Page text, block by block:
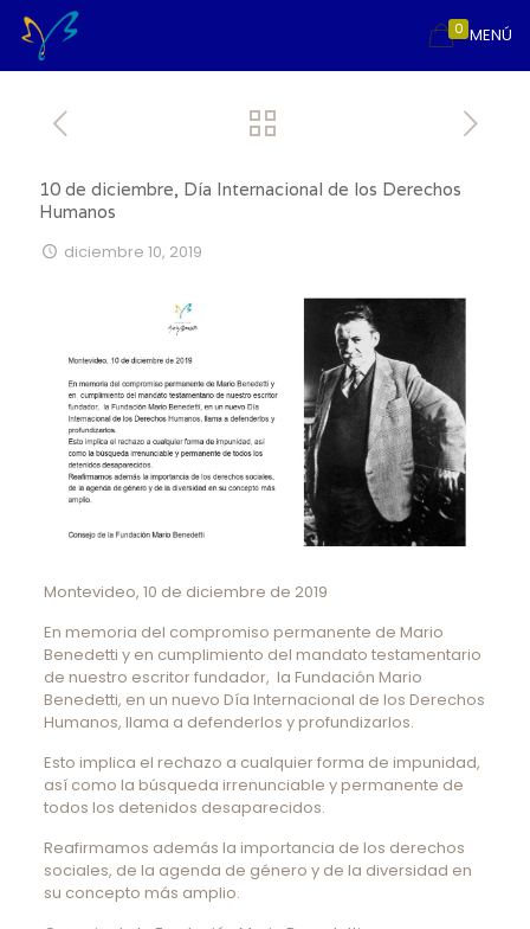
MENÚ
0
10 de diciembre, Día Internacional de los Derechos
Humanos
diciembre 10, 2019
Montevideo, 10 de diciembre de 2019
En memoria del compromiso permanente de Mario
Benedetti y en cumplimiento del mandato testamentario
de nuestro escritor fundador, la Fundación Mario
Benedetti, en un nuevo Día Internacional de los Derechos
Humanos, llama a defenderlos y profundizarlos.
Esto implica el rechazo a cualquier forma de impunidad,
así como la búsqueda irrenunciable y permanente de
todos los detenidos desaparecidos.
Reafirmamos además la importancia de los derechos
sociales, de la agenda de género y de la diversidad en
su concepto más amplio.